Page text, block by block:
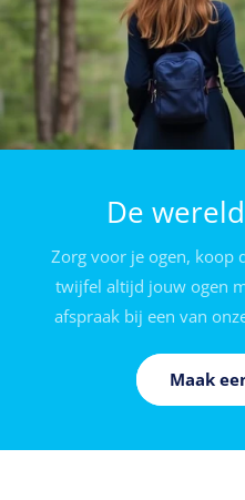
De
Zorg voor je ogen, koop
twijfel altijd jouw ogen
afspraak bij een van
Maak